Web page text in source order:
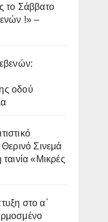
το Σάββατο
!» –
οδού
Σινεμά
«Μικρές
στο α΄